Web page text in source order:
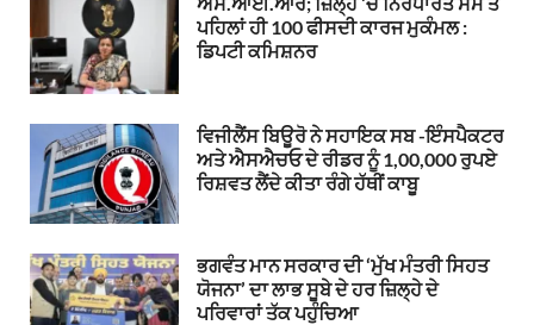
ਪਹਿਲਾਂ ਹੀ 100 ਫੀਸਦੀ ਕਾਰਜ ਮੁਕੰਮਲ :
ਡਿਪਟੀ ਕਮਿਸ਼ਨਰ
ਵਿਜੀਲੈਂਸ ਬਿਊਰੋ ਨੇ ਸਹਾਇਕ ਸਬ -ਇੰਸਪੈਕਟਰ
ਅਤੇ ਐਸਐਚਓ ਦੇ ਰੀਡਰ ਨੂੰ 1,00,000 ਰੁਪਏ
ਰਿਸ਼ਵਤ ਲੈਂਦੇ ਕੀਤਾ ਰੰਗੇ ਹੱਥੀਂ ਕਾਬੂ
ਭਗਵੰਤ ਮਾਨ ਸਰਕਾਰ ਦੀ ‘ਮੁੱਖ ਮੰਤਰੀ ਸਿਹਤ
ਯੋਜਨਾ’ ਦਾ ਲਾਭ ਸੂਬੇ ਦੇ ਹਰ ਜ਼ਿਲ੍ਹੇ ਦੇ
ਪਰਿਵਾਰਾਂ ਤੱਕ ਪਹੁੰਚਿਆ